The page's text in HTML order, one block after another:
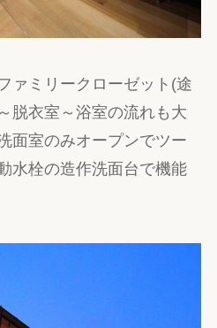
ァミリークローゼット(途
脱衣室～浴室の流れも大
面室のみオープンでツー
水栓の造作洗面台で機能